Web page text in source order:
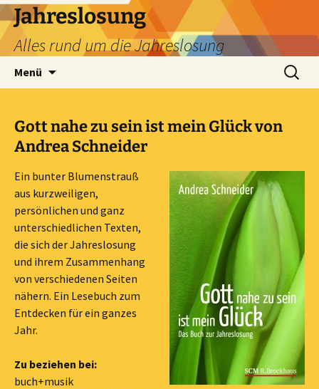
Zum
Inhalt
springen
Jahreslosung
Alles rund um die Jahreslosung
Menü
Suchen
nach:
Gott nahe zu sein ist mein Glück von
Andrea Schneider
Ein bunter Blumenstrauß
aus kurzweiligen,
persönlichen und ganz
unterschiedlichen Texten,
die sich der Jahreslosung
und ihrem Zusammenhang
von verschiedenen Seiten
nähern. Ein Lesebuch zum
Entdecken für ein ganzes
Jahr.
Zu beziehen bei:
buch+musik